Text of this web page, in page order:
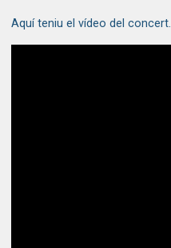
Aquí teniu el vídeo del concert.